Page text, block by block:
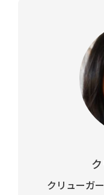
クリューガ